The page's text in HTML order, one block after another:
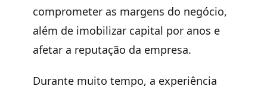
comprometer as margens do negócio,
além de imobilizar capital por anos e
afetar a reputação da empresa.
Durante muito tempo, a experiência